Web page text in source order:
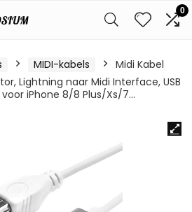
0
MIDI-kabels
Midi Kabel
Lightning naar Midi Interface, USB
iPhone 8/8 Plus/Xs/7…